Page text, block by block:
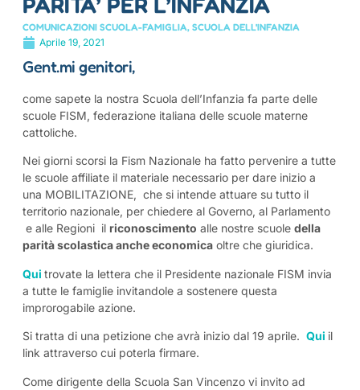
COMUNICAZIONI SCUOLA-FAMIGLIA, SCUOLA DELL'INFANZIA
Aprile 19, 2021
Gent.mi genitori,
come sapete la nostra Scuola dell’Infanzia fa parte delle
scuole FISM, federazione italiana delle scuole materne
cattoliche.
Nei giorni scorsi la Fism Nazionale ha fatto pervenire a tutte
le scuole affiliate il materiale necessario per dare inizio a
una MOBILITAZIONE, che si intende attuare su tutto il
territorio nazionale, per chiedere al Governo, al Parlamento
e alle Regioni il riconoscimento alle nostre scuole della
parità scolastica anche economica oltre che giuridica.
Qui trovate la lettera che il Presidente nazionale FISM invia
a tutte le famiglie invitandole a sostenere questa
improrogabile azione.
Si tratta di una petizione che avrà inizio dal 19 aprile. Qui il
link attraverso cui poterla firmare.
Come dirigente della Scuola San Vincenzo vi invito ad